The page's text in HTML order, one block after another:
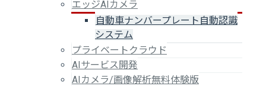
エッジAIカメラ
自動車ナンバープレート自動認識
システム
プライベートクラウド
AIサービス開発
AIカメラ/画像解析無料体験版